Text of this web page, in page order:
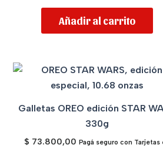
Añadir al carrito
Galletas OREO edición STAR
330g
$ 73.800,00 Pagá seguro con Tarjetas